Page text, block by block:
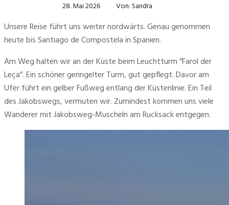
28. Mai 2026 Von: Sandra
Unsere Reise führt uns weiter nordwärts. Genau genommen
heute bis Santiago de Compostela in Spanien.
Am Weg halten wir an der Küste beim Leuchtturm “Farol der
Leça”. Ein schöner geringelter Turm, gut gepflegt. Davor am
Ufer führt ein gelber Fußweg entlang der Küstenlinie. Ein Teil
des Jakobswegs, vermuten wir. Zumindest kommen uns viele
Wanderer mit Jakobsweg-Muscheln am Rucksack entgegen.